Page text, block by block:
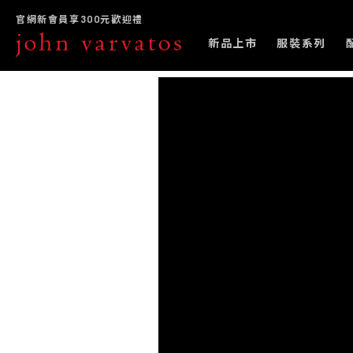
官網新會員享300元歡迎禮
新品上市 服裝系列